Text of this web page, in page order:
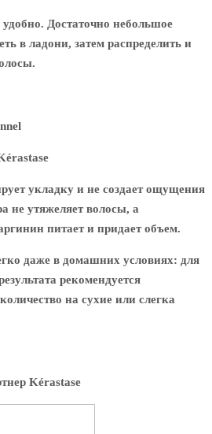
Достаточно небольшое
в ладони, затем распределить и
укладку и не создает ощущения
не утяжеляет волосы, а
питает и придает объем.
даже в домашних условиях: для
рекомендуется
на сухие или слегка
Kérastase